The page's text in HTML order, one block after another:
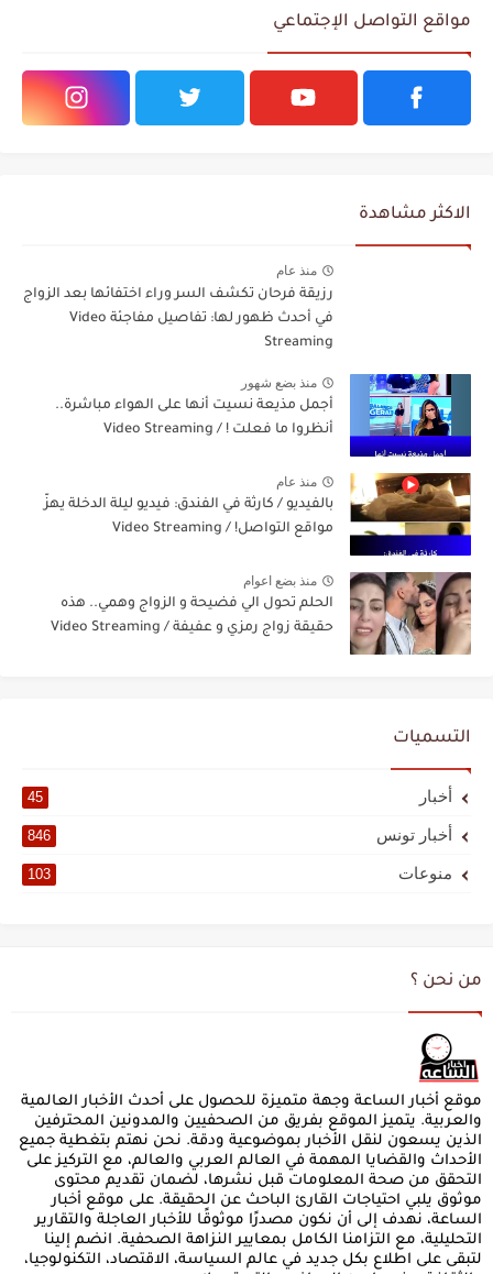
مواقع التواصل الإجتماعي
الاكثر مشاهدة
منذ عام
رزيقة فرحان تكشف السر وراء اختفائها بعد الزواج
في أحدث ظهور لها: تفاصيل مفاجئة Video
Streaming
منذ بضع شهور
أجمل مذيعة نسيت أنها على الهواء مباشرة..
أنظروا ما فعلت ! / Video Streaming
منذ عام
بالفيديو / كارثة في الفندق: فيديو ليلة الدخلة يهزّ
مواقع التواصل! / Video Streaming
منذ بضع اعوام
الحلم تحول الي فضيحة و الزواج وهمي.. هذه
حقيقة زواج رمزي و عفيفة / Video Streaming
التسميات
أخبار 45
أخبار تونس 846
منوعات 103
من نحن ؟
موقع أخبار الساعة وجهة متميزة للحصول على أحدث الأخبار العالمية
والعربية. يتميز الموقع بفريق من الصحفيين والمدونين المحترفين
الذين يسعون لنقل الأخبار بموضوعية ودقة. نحن نهتم بتغطية جميع
الأحداث والقضايا المهمة في العالم العربي والعالم، مع التركيز على
التحقق من صحة المعلومات قبل نشرها، لضمان تقديم محتوى
موثوق يلبي احتياجات القارئ الباحث عن الحقيقة. على موقع أخبار
الساعة، نهدف إلى أن نكون مصدرًا موثوقًا للأخبار العاجلة والتقارير
التحليلية، مع التزامنا الكامل بمعايير النزاهة الصحفية. انضم إلينا
لتبقى على اطلاع بكل جديد في عالم السياسة، الاقتصاد، التكنولوجيا،